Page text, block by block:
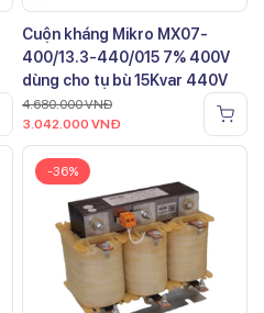
Cuộn kháng Mikro MX07-
400/13.3-440/015 7% 400V
dùng cho tụ bù 15Kvar 440V
4.680.000VNĐ
3.042.000 VNĐ
-36%